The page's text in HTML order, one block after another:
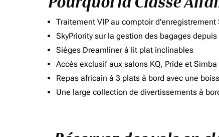
Traitement VIP au comptoir d'enregistrement
SkyPriority sur la gestion des bagages
Sièges Dreamliner à lit plat inclinables
Accès exclusif aux salons KQ, Pride et Simba
Repas africain à 3 plats à bord avec une
Une large collection de divertissements à